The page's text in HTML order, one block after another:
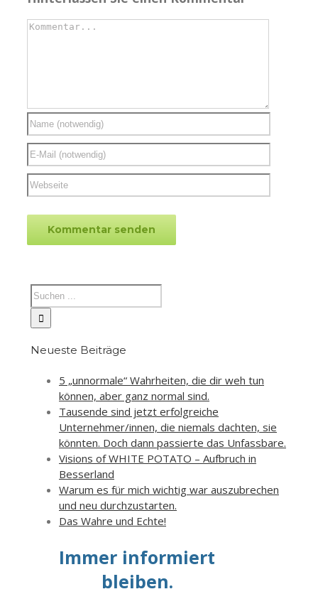
Neueste Beiträge
5 „unnormale“ Wahrheiten, die dir weh tun
können, aber ganz normal sind.
Tausende sind jetzt erfolgreiche
Unternehmer/innen, die niemals dachten, sie
könnten. Doch dann passierte das Unfassbare.
Visions of WHITE POTATO – Aufbruch in
Besserland
Warum es für mich wichtig war auszubrechen
und neu durchzustarten.
Das Wahre und Echte!
Immer informiert
bleiben.